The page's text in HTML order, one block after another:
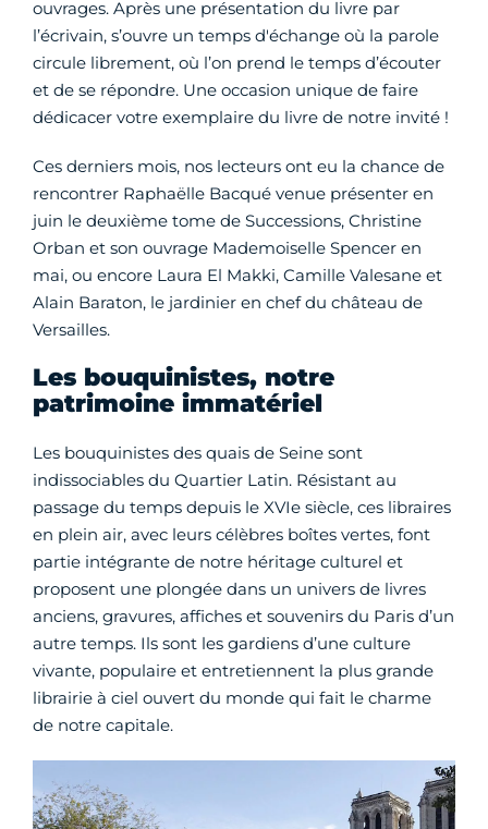
ouvrages. Après une présentation du livre par
l’écrivain, s’ouvre un temps d'échange où la parole
circule librement, où l’on prend le temps d’écouter
et de se répondre. Une occasion unique de faire
dédicacer votre exemplaire du livre de notre invité !
Ces derniers mois, nos lecteurs ont eu la chance de
rencontrer Raphaëlle Bacqué venue présenter en
juin le deuxième tome de Successions, Christine
Orban et son ouvrage Mademoiselle Spencer en
mai, ou encore Laura El Makki, Camille Valesane et
Alain Baraton, le jardinier en chef du château de
Versailles.
Les bouquinistes, notre
patrimoine immatériel
Les bouquinistes des quais de Seine sont
indissociables du Quartier Latin. Résistant au
passage du temps depuis le XVIe siècle, ces libraires
en plein air, avec leurs célèbres boîtes vertes, font
partie intégrante de notre héritage culturel et
proposent une plongée dans un univers de livres
anciens, gravures, affiches et souvenirs du Paris d’un
autre temps. Ils sont les gardiens d’une culture
vivante, populaire et entretiennent la plus grande
librairie à ciel ouvert du monde qui fait le charme
de notre capitale.